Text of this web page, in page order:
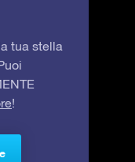
tua stella
!